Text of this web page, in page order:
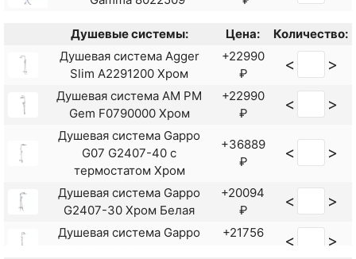
Душевые системы: Цена:
Количество:
Душевая система Agger
Slim A2291200 Хром
+22990
₽
< >
Душевая система AM PM
Gem F0790000 Хром
+22990
₽
< >
Душевая система Gappo
G07 G2407-40 с
термостатом Хром
+36889
₽
< >
Душевая система Gappo
G2407-30 Хром Белая
+20094
₽
< >
Душевая система Gappo
+21756
< >